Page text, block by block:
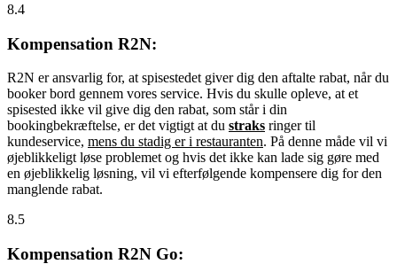
8.4
Kompensation R2N:
R2N er ansvarlig for, at spisestedet giver dig den aftalte rabat, når du
booker bord gennem vores service. Hvis du skulle opleve, at et
spisested ikke vil give dig den rabat, som står i din
bookingbekræftelse, er det vigtigt at du straks ringer til
kundeservice, mens du stadig er i restauranten. På denne måde vil vi
øjeblikkeligt løse problemet og hvis det ikke kan lade sig gøre med
en øjeblikkelig løsning, vil vi efterfølgende kompensere dig for den
manglende rabat.
8.5
Kompensation R2N Go: